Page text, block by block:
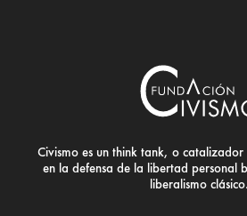
Civismo es un think tank, o
en la defensa de la libertad personal
liberalismo clásico.